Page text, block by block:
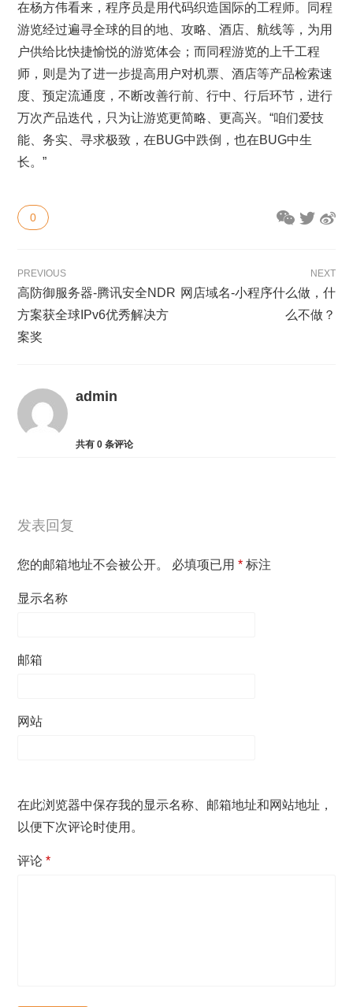
在杨方伟看来，程序员是用代码织造国际的工程师。同程
游览经过遍寻全球的目的地、攻略、酒店、航线等，为用
户供给比快捷愉悦的游览体会；而同程游览的上千工程
师，则是为了进一步提高用户对机票、酒店等产品检索速
度、预定流通度，不断改善行前、行中、行后环节，进行
万次产品迭代，只为让游览更简略、更高兴。“咱们爱技
能、务实、寻求极致，在BUG中跌倒，也在BUG中生
长。”
0
PREVIOUS
高防御服务器-腾讯安全NDR
方案获全球IPv6优秀解决方
案奖
NEXT
网店域名-小程序什么做，什
么不做？
admin
共有0 条评论
发表回复
您的邮箱地址不会被公开。 必填项已用* 标注
显示名称
邮箱
网站
在此浏览器中保存我的显示名称、邮箱地址和网站地址，
以便下次评论时使用。
评论*